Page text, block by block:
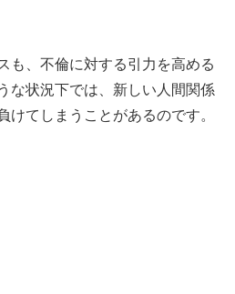
も、不倫に対する引力を高める
な状況下では、新しい人間関係
けてしまうことがあるのです。